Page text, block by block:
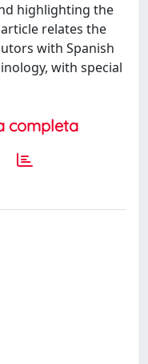
highlighting the
relates the
with Spanish
with special
completa